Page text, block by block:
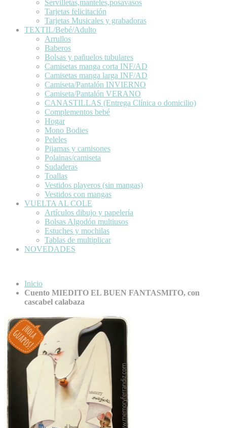
Servilletas,manteles,posavasos
Tarjetas felicitación
Tarjetas Musicales y grabadoras
TEXTIL/Bebé/Adulto
Arrullos
Baberos
Bolsas y pañuelos tubulares
Camisetas manga corta INF/AD
Camisetas manga larga INF/AD
Camiseta/Pantalón INVIERNO
Camiseta/Pantalón VERANO
CANASTILLAS (Entrega Clínica o domicilio)
Complementos bebé
Hogar
Mono Bodies
Peleles
Pijamas y camisones
Polainas/camiseta
Sudaderas
Toallas
Vestidos playeros (sin mangas)
Vestidos con mangas
VUELTA AL COLE
Artículos dibujo y papelería
Bolsas Algodón multiusos
Estuches y mochilas
Tablas de multiplicar
NOVEDADES
Inicio
Cuento MIEDITO EL BUEN FANTASMITO, con
cascabel calabaza